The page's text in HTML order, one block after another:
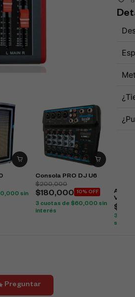
sin
Consola PRO DJ U6
$200,000
$180,000 10% OFF
3 cuotas de $60,000 sin
interés
V2
$
3
sin
Preguntar